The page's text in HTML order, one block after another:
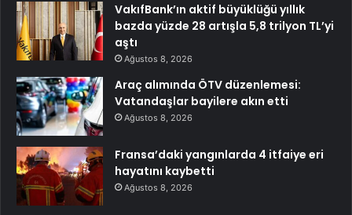
VakıfBank’ın aktif büyüklüğü yıllık
bazda yüzde 28 artışla 5,8 trilyon TL’yi
aştı
Ağustos 8, 2026
Araç alımında ÖTV düzenlemesi:
Vatandaşlar bayilere akın etti
Ağustos 8, 2026
Fransa’daki yangınlarda 4 itfaiye eri
hayatını kaybetti
Ağustos 8, 2026